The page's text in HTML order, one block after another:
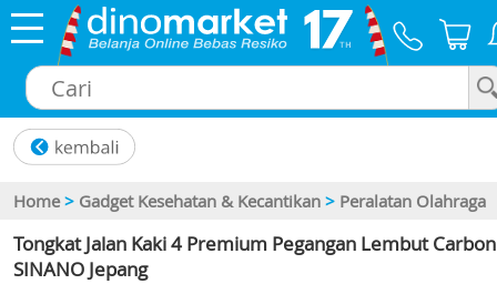
Home > Gadget Kesehatan & Kecantikan > Peralatan Olahraga
Tongkat Jalan Kaki 4 Premium Pegangan Lembut Carbon
SINANO Jepang